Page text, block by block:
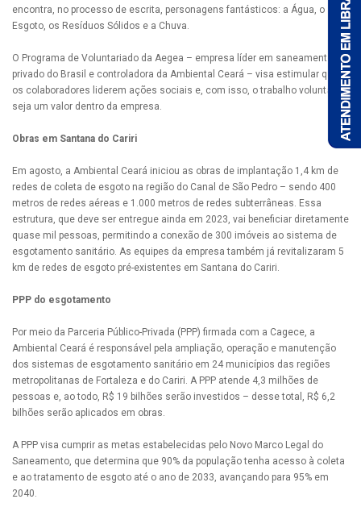
encontra, no processo de escrita, personagens fantásticos: a Água, o
Esgoto, os Resíduos Sólidos e a Chuva.
O Programa de Voluntariado da Aegea – empresa líder em saneamento
privado do Brasil e controladora da Ambiental Ceará – visa estimular que
os colaboradores liderem ações sociais e, com isso, o trabalho voluntário
seja um valor dentro da empresa.
Obras em Santana do Cariri
Em agosto, a Ambiental Ceará iniciou as obras de implantação 1,4 km de
redes de coleta de esgoto na região do Canal de São Pedro – sendo 400
metros de redes aéreas e 1.000 metros de redes subterrâneas. Essa
estrutura, que deve ser entregue ainda em 2023, vai beneficiar diretamente
quase mil pessoas, permitindo a conexão de 300 imóveis ao sistema de
esgotamento sanitário. As equipes da empresa também já revitalizaram 5
km de redes de esgoto pré-existentes em Santana do Cariri.
PPP do esgotamento
Por meio da Parceria Público-Privada (PPP) firmada com a Cagece, a
Ambiental Ceará é responsável pela ampliação, operação e manutenção
dos sistemas de esgotamento sanitário em 24 municípios das regiões
metropolitanas de Fortaleza e do Cariri. A PPP atende 4,3 milhões de
pessoas e, ao todo, R$ 19 bilhões serão investidos – desse total, R$ 6,2
bilhões serão aplicados em obras.
A PPP visa cumprir as metas estabelecidas pelo Novo Marco Legal do
Saneamento, que determina que 90% da população tenha acesso à coleta
e ao tratamento de esgoto até o ano de 2033, avançando para 95% em
2040.